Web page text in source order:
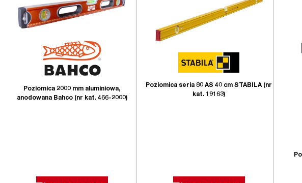
Poziomica 2000 mm aluminiowa,
anodowana Bahco (nr kat. 466-2000)
Poziomica seria 80 AS 40 cm STABILA (nr
kat. 19163)